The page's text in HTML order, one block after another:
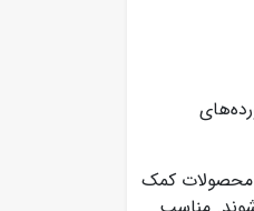
محصولات کمک